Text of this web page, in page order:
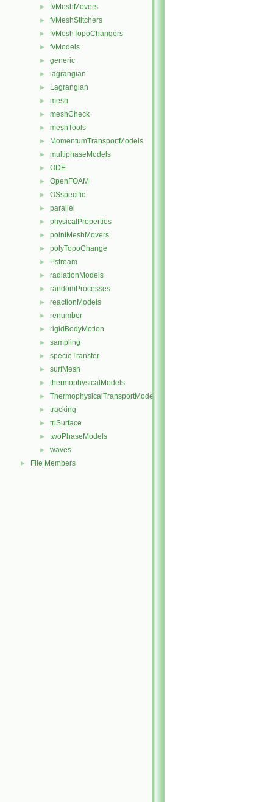
► fvMeshMovers
► fvMeshStitchers
► fvMeshTopoChangers
► fvModels
► generic
► lagrangian
► Lagrangian
► mesh
► meshCheck
► meshTools
► MomentumTransportModels
► multiphaseModels
► ODE
► OpenFOAM
► OSspecific
► parallel
► physicalProperties
► pointMeshMovers
► polyTopoChange
► Pstream
► radiationModels
► randomProcesses
► reactionModels
► renumber
► rigidBodyMotion
► sampling
► specieTransfer
► surfMesh
► thermophysicalModels
► ThermophysicalTransportModels
► tracking
► triSurface
► twoPhaseModels
► waves
► File Members